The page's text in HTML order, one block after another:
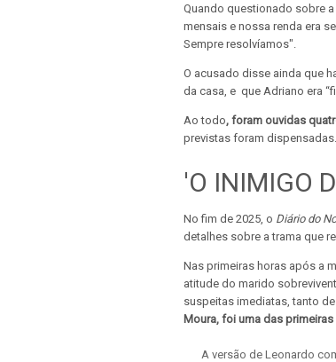
Quando questionado sobre
mensais e nossa renda era
Sempre resolvíamos".
O acusado disse ainda que
da casa, e que Adriano era
Ao todo, foram ouvidas
previstas foram dispensadas.
'O INIMIGO
No fim de 2025, o Diário do
detalhes sobre a trama que
Nas primeiras horas após a
atitude do marido
suspeitas imediatas, tanto
Moura, foi uma das
A versão de Leonardo